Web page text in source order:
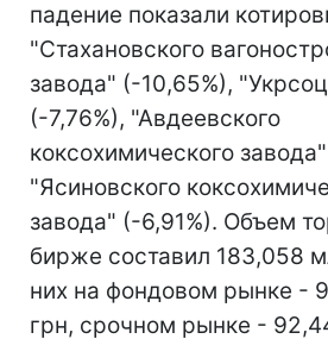
падение показали
"Стахановского
завода" (-10,65%),
(-7,76%), "Авдеевского
коксохимического
"Ясиновского
завода" (-6,91%). Объем
бирже составил 183,058
них на фондовом рынке -
грн, срочном рынке -